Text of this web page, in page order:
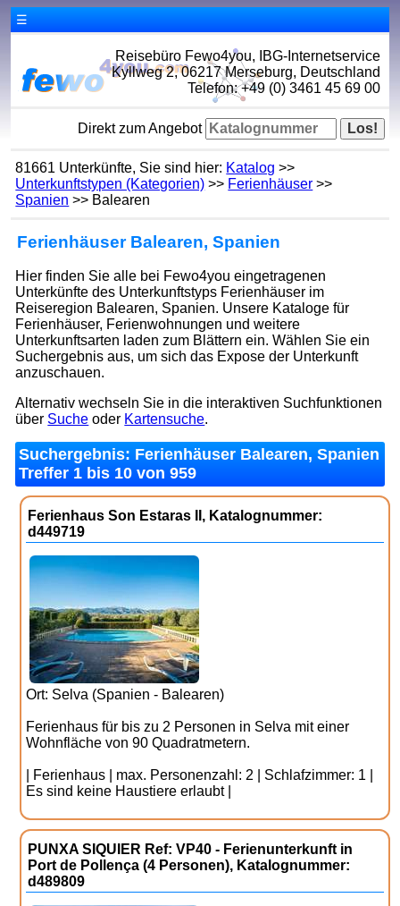
☰
Reisebüro Fewo4you, IBG-Internetservice
Kyllweg 2, 06217 Merseburg, Deutschland
Telefon: +49 (0) 3461 45 69 00
Direkt zum Angebot
81661 Unterkünfte, Sie sind hier: Katalog >>
Unterkunftstypen (Kategorien) >> Ferienhäuser >>
Spanien >> Balearen
Ferienhäuser Balearen, Spanien
Hier finden Sie alle bei Fewo4you eingetragenen
Unterkünfte des Unterkunftstyps Ferienhäuser im
Reiseregion Balearen, Spanien. Unsere Kataloge für
Ferienhäuser, Ferienwohnungen und weitere
Unterkunftsarten laden zum Blättern ein. Wählen Sie ein
Suchergebnis aus, um sich das Expose der Unterkunft
anzuschauen.
Alternativ wechseln Sie in die interaktiven Suchfunktionen
über Suche oder Kartensuche.
Suchergebnis: Ferienhäuser Balearen, Spanien
Treffer 1 bis 10 von 959
Ferienhaus Son Estaras II, Katalognummer:
d449719
Ort: Selva (Spanien - Balearen)
Ferienhaus für bis zu 2 Personen in Selva mit einer
Wohnfläche von 90 Quadratmetern.
| Ferienhaus | max. Personenzahl: 2 | Schlafzimmer: 1 |
Es sind keine Haustiere erlaubt |
PUNXA SIQUIER Ref: VP40 - Ferienunterkunft in
Port de Pollença (4 Personen), Katalognummer:
d489809